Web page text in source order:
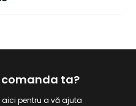
comanda ta?
aici pentru a vă ajuta